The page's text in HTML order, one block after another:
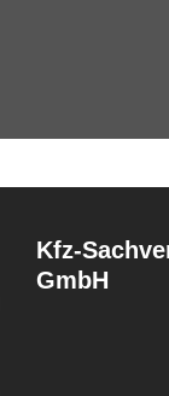
Kfz-
GmbH